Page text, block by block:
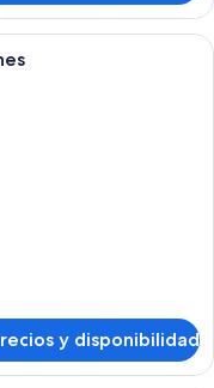
y disponibilidad